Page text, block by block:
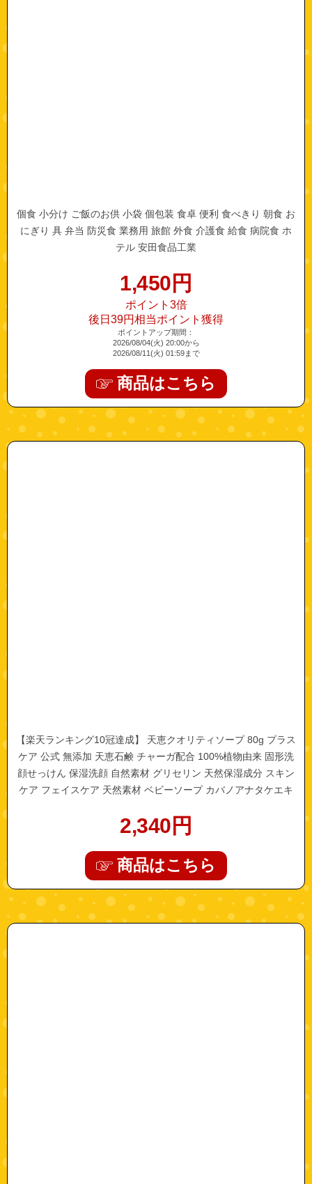
個食 小分け ご飯のお供 小袋 個包装 食卓 便利 食べきり 朝食 お
にぎり 具 弁当 防災食 業務用 旅館 外食 介護食 給食 病院食 ホ
テル 安田食品工業
1,450 円
ポイント3倍
後日39円相当ポイント獲得
ポイントアップ期間：
2026/08/04(火) 20:00から
2026/08/11(火) 01:59まで
商品はこちら
"pula-tenkeisoap"
【楽天ランキング10冠達成】 天恵クオリティソープ 80g プラス
ケア 公式 無添加 天恵石鹸 チャーガ配合 100%植物由来 固形洗
顔せっけん 保湿洗顔 自然素材 グリセリン 天然保湿成分 スキン
ケア フェイスケア 天然素材 ベビーソープ カバノアナタケエキ
2,340 円
商品はこちら
"yasuda-b08lczy7h4-2"